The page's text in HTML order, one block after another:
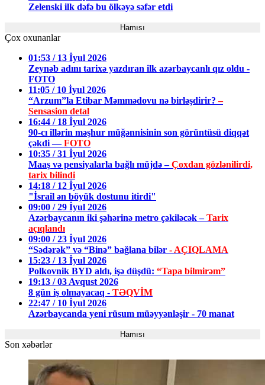
Zelenski ilk dəfə bu ölkəyə səfər etdi
Hamısı
Çox oxunanlar
01:53 / 13 İyul 2026
Zeynəb adını tarixə yazdıran ilk azərbaycanlı qız oldu -
FOTO
11:05 / 10 İyul 2026
“Arzum”la Etibar Məmmədovu nə birləşdirir?–
Sensasion detal
16:44 / 18 İyul 2026
90-cı illərin məşhur müğənnisinin son görüntüsü diqqət
çəkdi —FOTO
10:35 / 31 İyul 2026
Maaş və pensiyalarla bağlı müjdə –Çoxdan gözlənilirdi,
tarix bilindi
14:18 / 12 İyul 2026
"İsrail ən böyük dostunu itirdi"
09:00 / 29 İyul 2026
Azərbaycanın iki şəhərinə metro çəkiləcək –Tarix
açıqlandı
09:00 / 23 İyul 2026
“Sədərək” və “Binə” bağlana bilər - AÇIQLAMA
15:23 / 13 İyul 2026
Polkovnik BYD aldı, işə düşdü: “Tapa bilmirəm”
19:13 / 03 Avqust 2026
8 gün iş olmayacaq - TƏQVİM
22:47 / 10 İyul 2026
Azərbaycanda yeni rüsum müəyyənləşir - 70 manat
Hamısı
Son xəbərlər